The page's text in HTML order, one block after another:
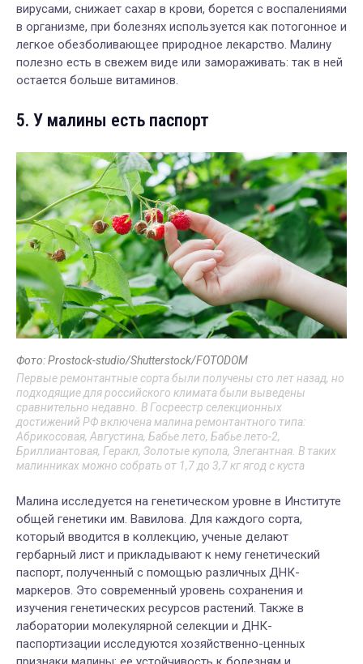
вирусами, снижает сахар в крови, борется с воспалениями
в организме, при болезнях используется как потогонное и
легкое обезболивающее природное лекарство. Малину
полезно есть в свежем виде или замораживать: так в ней
остается больше витаминов.
5. У малины есть паспорт
Фото: Prostock-studio/Shutterstock/FOTODOM
Первые ремонтантные сорта были получены сто лет назад, но
подходящие для российского климата были выведены
сравнительно недавно. В Госреестр селекционных
достижений РФ включена малина ремонтантного типа:
Абрикосовая, Августина, Бабье лето, Бабье лето-2,
Бриллиантовая, Геракл, Золотые купола, Элегантная. В таких
малинниках можно собрать от 1,7 до 3,7 кг ягод с куста
Малина исследуется на генетическом уровне в Институте
общей генетики им. Вавилова. Для каждого сорта,
который вводится в коллекцию, ученые делают
гербарный лист и прикладывают к нему генетический
паспорт, полученный с помощью различных ДНК-
маркеров. Это современный уровень сохранения и
изучения генетических ресурсов растений. Также в
лаборатории молекулярной селекции и ДНК-
паспортизации исследуются хозяйственно-ценных